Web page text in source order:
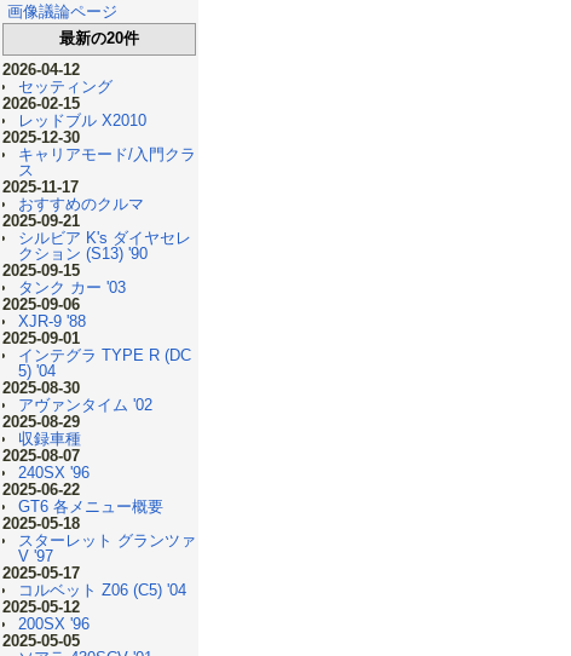
画像議論ページ
最新の20件
2026-04-12
セッティング
2026-02-15
レッドブル X2010
2025-12-30
キャリアモード/入門クラ
ス
2025-11-17
おすすめのクルマ
2025-09-21
シルビア K's ダイヤセレ
クション (S13) '90
2025-09-15
タンク カー '03
2025-09-06
XJR-9 '88
2025-09-01
インテグラ TYPE R (DC
5) '04
2025-08-30
アヴァンタイム '02
2025-08-29
収録車種
2025-08-07
240SX '96
2025-06-22
GT6 各メニュー概要
2025-05-18
スターレット グランツァ
V '97
2025-05-17
コルベット Z06 (C5) '04
2025-05-12
200SX '96
2025-05-05